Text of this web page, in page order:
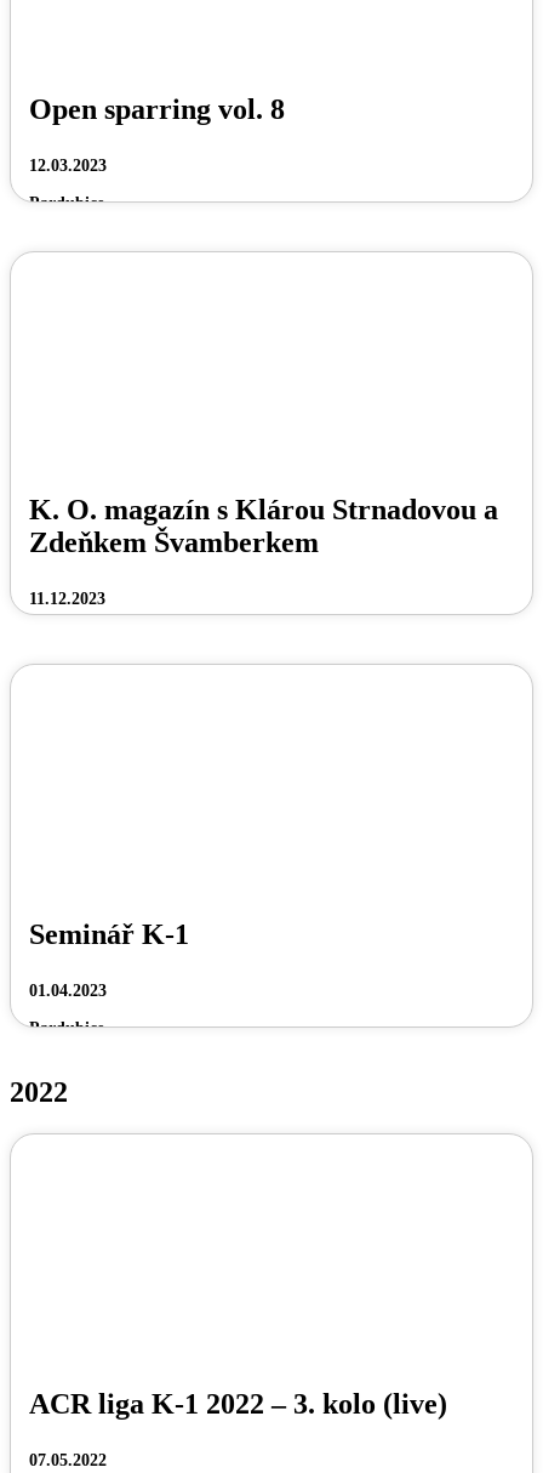
Open sparring vol. 8
12.03.2023
Pardubice
K. O. magazín s Klárou Strnadovou a
Zdeňkem Švamberkem
11.12.2023
Seminář K-1
01.04.2023
Pardubice
2022
ACR liga K-1 2022 – 3. kolo (live)
07.05.2022